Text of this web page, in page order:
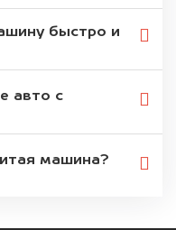
быстро и
авто с
машина?